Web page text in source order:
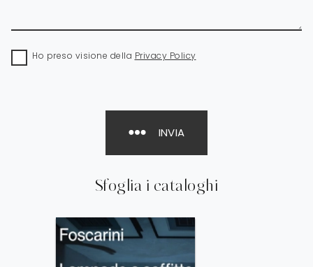
Sfoglia i cataloghi
Ho preso visione della Privacy Policy
INVIA